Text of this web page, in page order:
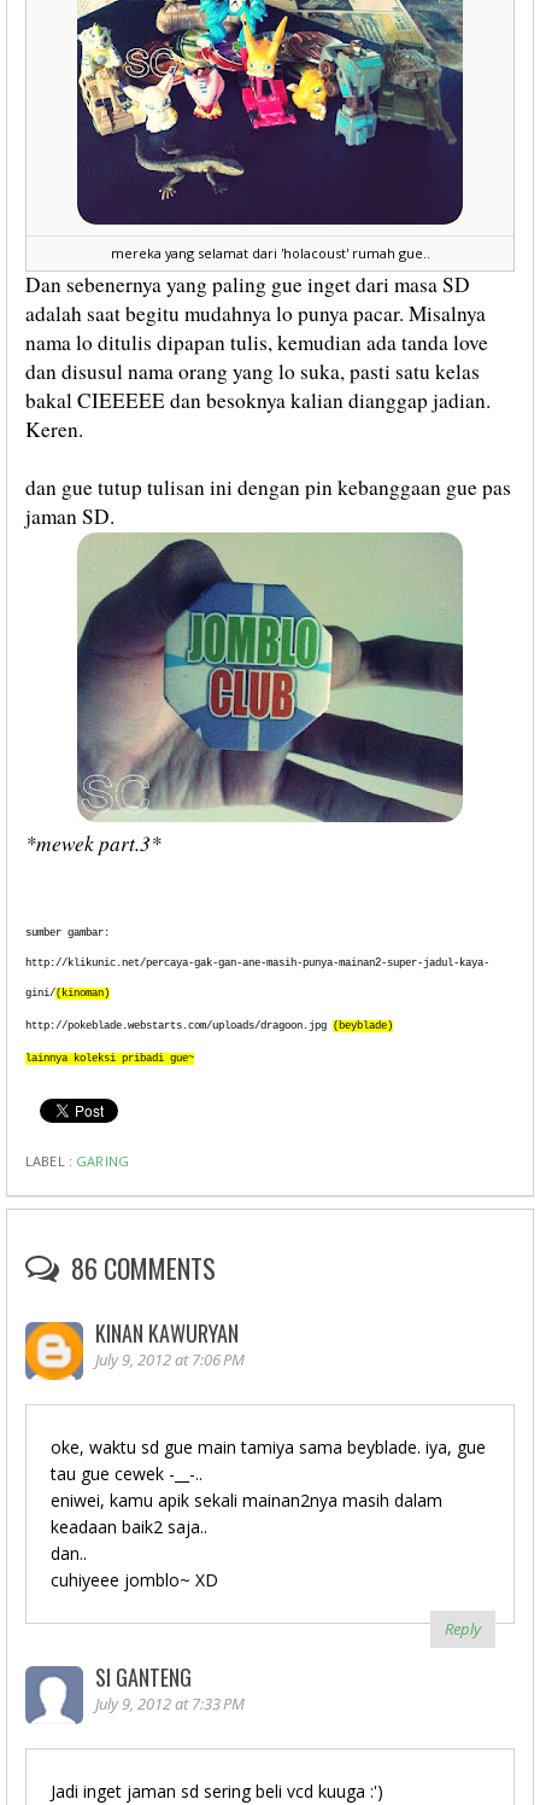
mereka yang selamat dari 'holacoust' rumah gue..
Dan sebenernya yang paling gue inget dari masa SD
adalah saat begitu mudahnya lo punya pacar. Misalnya
nama lo ditulis dipapan tulis, kemudian ada tanda love
dan disusul nama orang yang lo suka, pasti satu kelas
bakal CIEEEEE dan besoknya kalian dianggap jadian.
Keren.
dan gue tutup tulisan ini dengan pin kebanggaan gue pas
jaman SD.
*mewek part.3*
sumber gambar:
http://klikunic.net/percaya-gak-gan-ane-masih-punya-mainan2-super-jadul-kaya-
gini/(kinoman)
http://pokeblade.webstarts.com/uploads/dragoon.jpg (beyblade)
lainnya koleksi pribadi gue~
LABEL : GARING
86 COMMENTS
KINAN KAWURYAN
July 9, 2012 at 7:06 PM
oke, waktu sd gue main tamiya sama beyblade. iya, gue
tau gue cewek -__-..
eniwei, kamu apik sekali mainan2nya masih dalam
keadaan baik2 saja..
dan..
cuhiyeee jomblo~ XD
Reply
SI GANTENG
July 9, 2012 at 7:33 PM
Jadi inget jaman sd sering beli vcd kuuga :')